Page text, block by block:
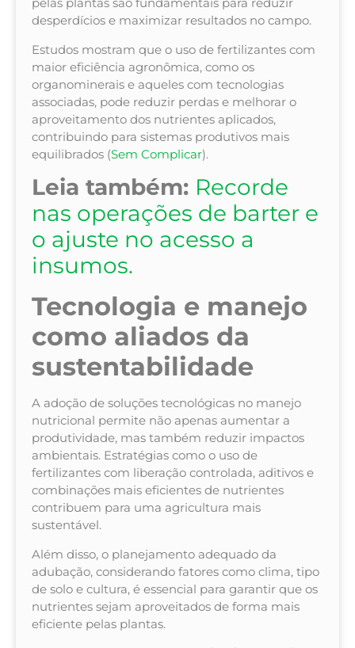
pelas plantas são fundamentais para reduzir
desperdícios e maximizar resultados no campo.
Estudos mostram que o uso de fertilizantes com
maior eficiência agronômica, como os
organominerais e aqueles com tecnologias
associadas, pode reduzir perdas e melhorar o
aproveitamento dos nutrientes aplicados,
contribuindo para sistemas produtivos mais
equilibrados (Sem Complicar).
Leia também: Recorde
nas operações de barter e
o ajuste no acesso a
insumos.
Tecnologia e manejo
como aliados da
sustentabilidade
A adoção de soluções tecnológicas no manejo
nutricional permite não apenas aumentar a
produtividade, mas também reduzir impactos
ambientais. Estratégias como o uso de
fertilizantes com liberação controlada, aditivos e
combinações mais eficientes de nutrientes
contribuem para uma agricultura mais
sustentável.
Além disso, o planejamento adequado da
adubação, considerando fatores como clima, tipo
de solo e cultura, é essencial para garantir que os
nutrientes sejam aproveitados de forma mais
eficiente pelas plantas.